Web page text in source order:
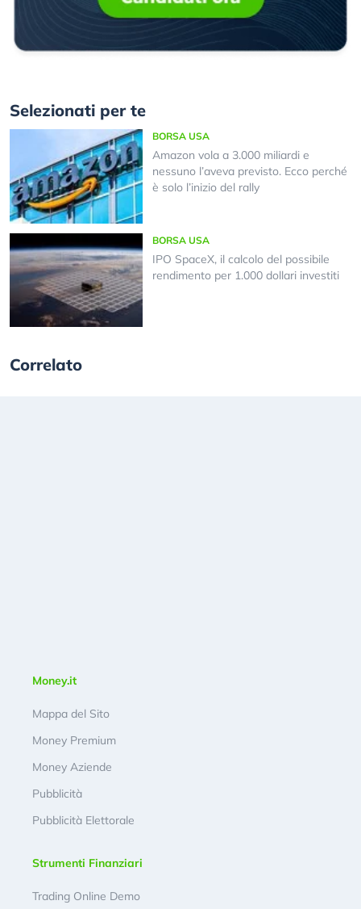
Selezionati per te
BORSA USA
Amazon vola a 3.000 miliardi e
nessuno l’aveva previsto. Ecco perché
è solo l’inizio del rally
BORSA USA
IPO SpaceX, il calcolo del possibile
rendimento per 1.000 dollari investiti
Correlato
Money.it
Mappa del Sito
Money Premium
Money Aziende
Pubblicità
Pubblicità Elettorale
Strumenti Finanziari
Trading Online Demo